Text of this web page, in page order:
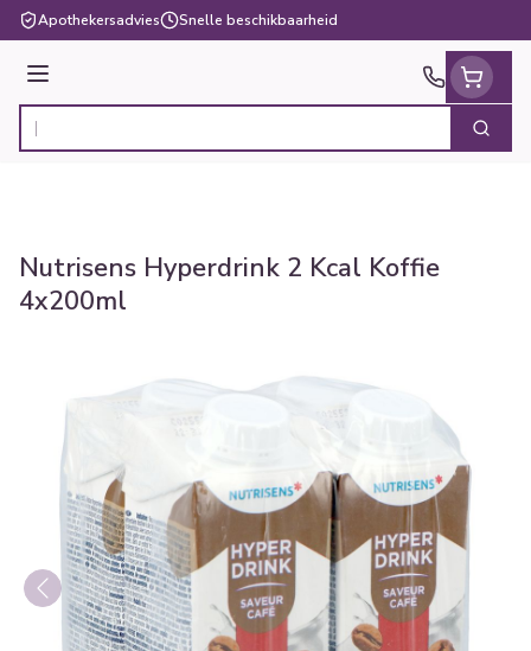
Ga naar de inhoud
Apothekersadvies Snelle beschikbaarheid
Menu
Product, merk, categorie... Zoek
Nutrisens Hyperdrink 2 Kcal Koffie
4x200ml